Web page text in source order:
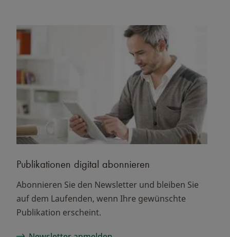
Publikationen digital abonnieren
Abonnieren Sie den Newsletter und bleiben Sie
auf dem Laufenden, wenn Ihre gewünschte
Publikation erscheint.